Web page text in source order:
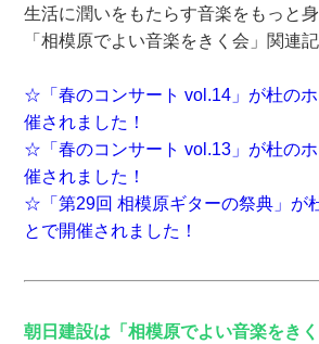
生活に潤いをもたらす音楽をもっと身
「相模原でよい音楽をきく会」関連
☆「春のコンサート vol.14」が杜の
催されました！
☆「春のコンサート vol.13」が杜の
催されました！
☆「第29回 相模原ギターの祭典」が
とで開催されました！
朝日建設は「相模原でよい音楽をき